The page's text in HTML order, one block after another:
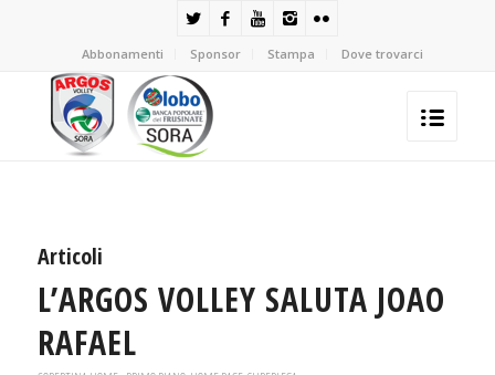
Abbonamenti Sponsor Stampa Dove trovarci
Articoli
L’ARGOS VOLLEY SALUTA JOAO
RAFAEL